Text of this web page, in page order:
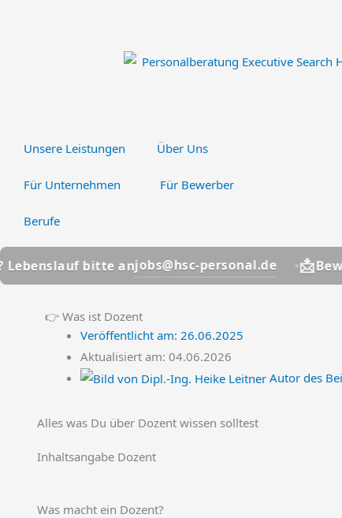
Unsere Leistungen Über Uns
Für Unternehmen Für Bewerber
Berufe
bitte anjobs@hsc-personal.de 📩Bewerber?
👉 Was ist Dozent
Veröffentlicht am: 26.06.2025
Aktualisiert am: 04.06.2026
Autor des
Alles was Du über Dozent wissen solltest
Inhaltsangabe Dozent
Was macht ein Dozent?